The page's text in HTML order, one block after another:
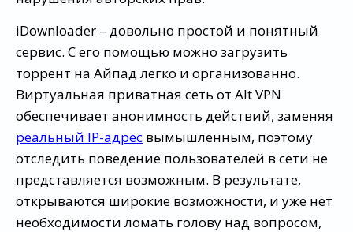
iDownloader – довольно простой и понятный
сервис. С его помощью можно загрузить
торрент на Айпад легко и организованно.
Виртуальная приватная сеть от Alt VPN
обеспечивает анонимность действий, заменяя
реальный IP-адрес вымышленным, поэтому
отследить поведение пользователей в сети не
представляется возможным. В результате,
открываются широкие возможности, и уже нет
необходимости ломать голову над вопросом,